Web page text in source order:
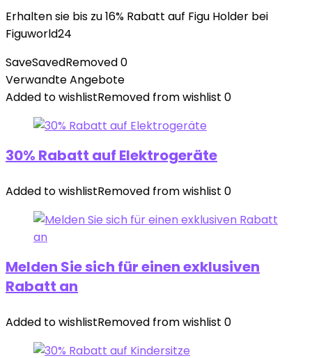
Erhalten sie bis zu 16% Rabatt auf Figu Holder bei
Figuworld24
SaveSavedRemoved0
Verwandte Angebote
Added to wishlistRemoved from wishlist 0
30% Rabatt auf Elektrogeräte
Added to wishlistRemoved from wishlist 0
Melden Sie sich für einen exklusiven
Rabatt an
Added to wishlistRemoved from wishlist 0